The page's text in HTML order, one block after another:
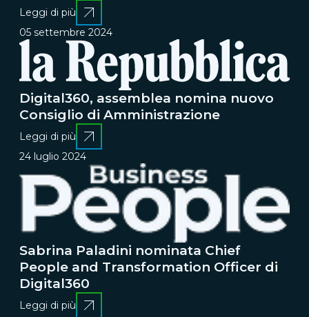
Leggi di più
05 settembre 2024
Digital360, assemblea nomina nuovo
Consiglio di Amministrazione
Leggi di più
24 luglio 2024
Sabrina Paladini nominata Chief
People and Transformation Officer di
Digital360
Leggi di più